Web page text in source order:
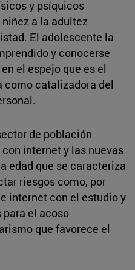
y psíquicos
a la adultez
El adolescente la
y conocerse
el espejo que es el
como catalizadora del
de población
internet y las nuevas
edad que se caracteriza
riesgos como, por
internet con el estudio y
para el acoso
que favorece el